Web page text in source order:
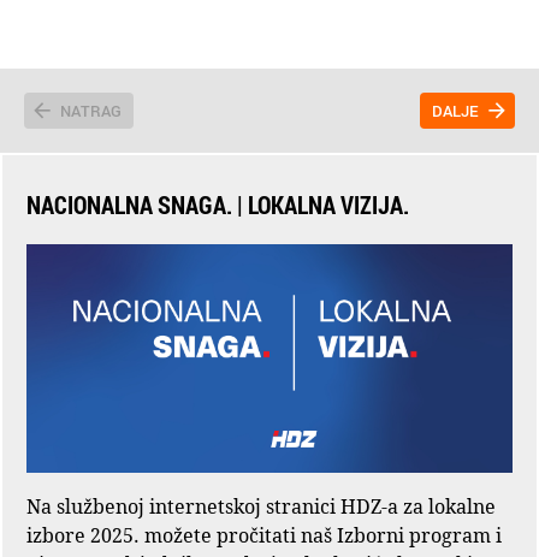
NATRAG DALJE
NACIONALNA SNAGA. | LOKALNA VIZIJA.
Na službenoj internetskoj stranici HDZ-a za lokalne
izbore 2025. možete pročitati naš Izborni program i